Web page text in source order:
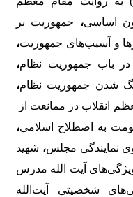
اساسی، جمهوریت بر
و آسیب‌های جمهوریت،
در باب جمهوریت نظام،
شدن جمهوریت نظام،
انقلاب در ممانعت از
به اصطلاح اسلامی،
نمایندگی مجلس، شهید
آیت الله مدرس
شخصیتی آیت‌الله